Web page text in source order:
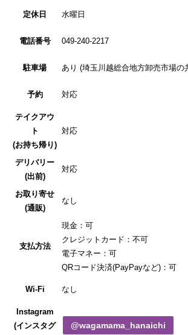
定休日 水曜日
電話番号 049-240-2217
駐車場 あり (埼玉川越総合地方卸売市場の
予約 対応
テイクアウ
ト
(お持ち帰り)
対応
デリバリー
(出前)
対応
お取り寄せ
(通販)
なし
支払方法
現金：可
クレジットカード：不可
電子マネー：可
QRコード決済(PayPayなど)：可
Wi-Fi なし
Instagram
(インスタグ
@wagamama_hanaichi